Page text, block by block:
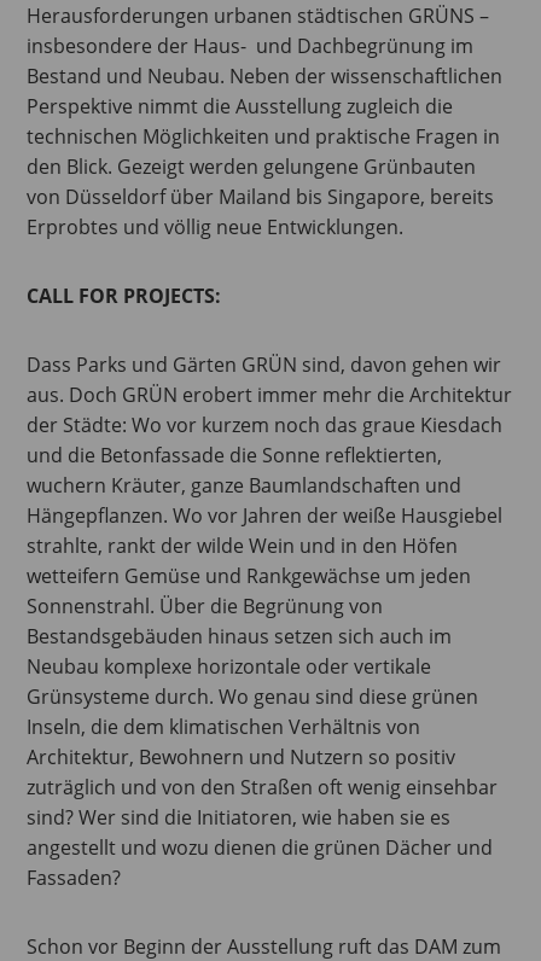
Herausforderungen urbanen städtischen GRÜNS –
insbesondere der Haus- und Dachbegrünung im
Bestand und Neubau. Neben der wissenschaftlichen
Perspektive nimmt die Ausstellung zugleich die
technischen Möglichkeiten und praktische Fragen in
den Blick. Gezeigt werden gelungene Grünbauten
von Düsseldorf über Mailand bis Singapore, bereits
Erprobtes und völlig neue Entwicklungen.
CALL FOR PROJECTS:
Dass Parks und Gärten GRÜN sind, davon gehen wir
aus. Doch GRÜN erobert immer mehr die Architektur
der Städte: Wo vor kurzem noch das graue Kiesdach
und die Betonfassade die Sonne reflektierten,
wuchern Kräuter, ganze Baumlandschaften und
Hängepflanzen. Wo vor Jahren der weiße Hausgiebel
strahlte, rankt der wilde Wein und in den Höfen
wetteifern Gemüse und Rankgewächse um jeden
Sonnenstrahl. Über die Begrünung von
Bestandsgebäuden hinaus setzen sich auch im
Neubau komplexe horizontale oder vertikale
Grünsysteme durch. Wo genau sind diese grünen
Inseln, die dem klimatischen Verhältnis von
Architektur, Bewohnern und Nutzern so positiv
zuträglich und von den Straßen oft wenig einsehbar
sind? Wer sind die Initiatoren, wie haben sie es
angestellt und wozu dienen die grünen Dächer und
Fassaden?
Schon vor Beginn der Ausstellung ruft das DAM zum